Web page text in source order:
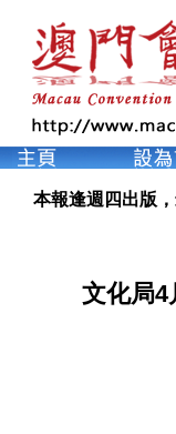
本報逢週四出版
文化局4